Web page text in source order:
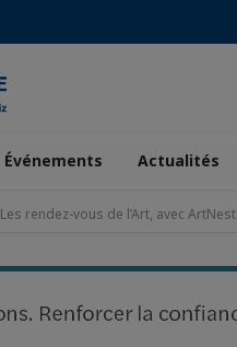
Événements Actualités
Les rendez-vous de l’Art, avec ArtNest